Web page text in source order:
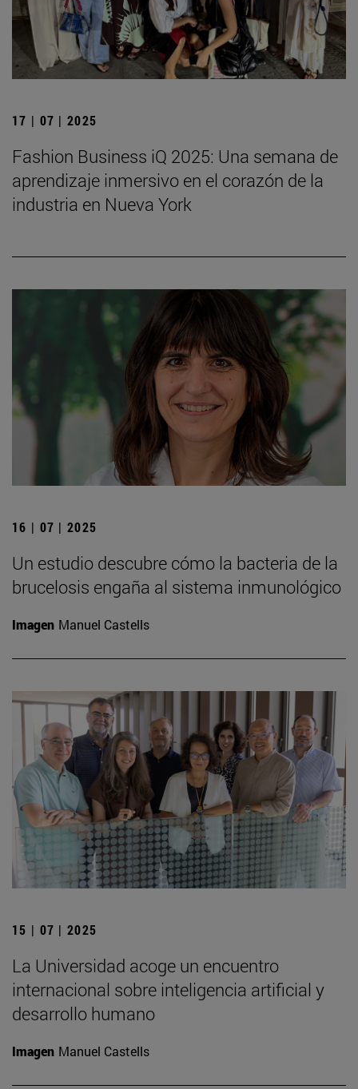
17 | 07 | 2025
Fashion Business iQ 2025: Una semana de
aprendizaje inmersivo en el corazón de la
industria en Nueva York
16 | 07 | 2025
Un estudio descubre cómo la bacteria de la
brucelosis engaña al sistema inmunológico
Imagen Manuel Castells
15 | 07 | 2025
La Universidad acoge un encuentro
internacional sobre inteligencia artificial y
desarrollo humano
Imagen Manuel Castells